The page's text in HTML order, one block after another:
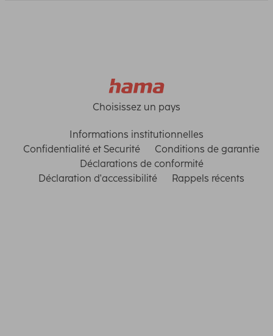
Choisissez un pays
Informations institutionnelles
Confidentialité et Securité
Conditions de garantie
Déclarations de conformité
Déclaration d'accessibilité
Rappels récents